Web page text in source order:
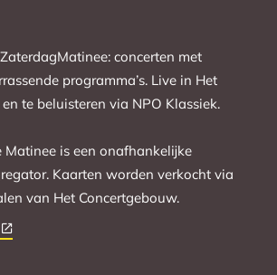
concerten met
programma’s. Live in Het
te beluisteren via NPO Klassiek.
Matinee is een onafhankelijke
Kaarten worden verkocht via
van Het Concertgebouw.